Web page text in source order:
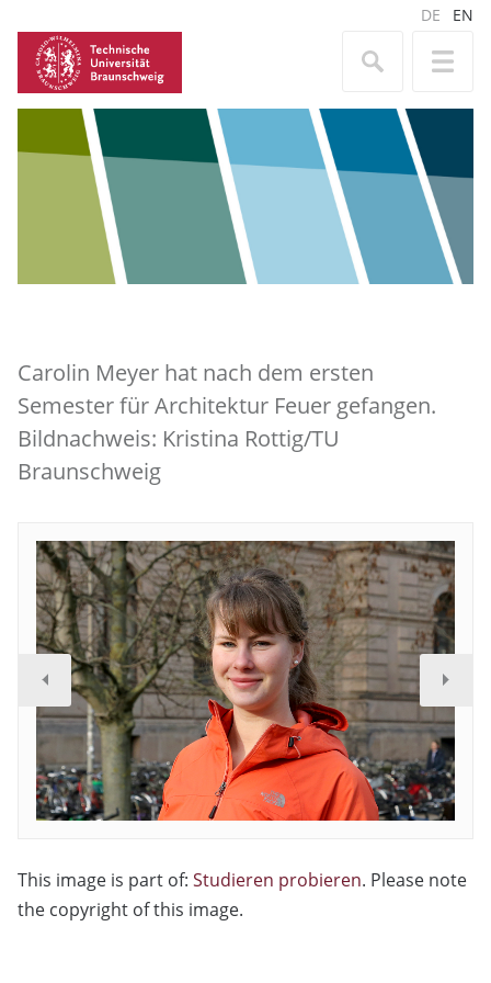
DE EN
Carolin Meyer hat nach dem ersten
Semester für Architektur Feuer gefangen.
Bildnachweis: Kristina Rottig/TU
Braunschweig
This image is part of: Studieren probieren. Please note
the copyright of this image.